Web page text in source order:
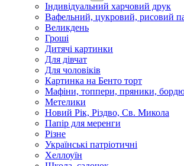
Індивідуальний харчовий друк
Вафельний, цукровий, рисовий
Великдень
Гроші
Дитячі картинки
Для дівчат
Для чоловіків
Картинка на Бенто торт
Мафіни, топпери, пряники,
Метелики
Новий Рік, Різдво, Св. Микола
Папір для меренги
Різне
Українські патріотичні
Хеллоуїн